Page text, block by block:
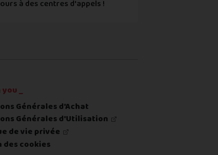
du renvoi du produit
à des centres d'appels !
_
Générales d'Achat
Générales d'Utilisation
de vie privée
des cookies